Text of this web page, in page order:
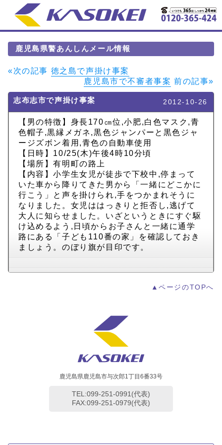
鹿児島県警あんしんメール情報
«次の記事 徳之島で声掛け事案
鹿児島市で不審者事案 前の記事»
志布志市で声掛け事案 2012-10-26
【男の特徴】身長170㎝位,小肥,白色マスク,青
色帽子,黒縁メガネ,黒色ジャンパーと黒色ジャ
ージズボン着用,青色の自動車使用
【日時】10/25(木)午後4時10分頃
【場所】有明町の路上
【内容】小学生女児が徒歩で下校中,停まって
いた車から降りてきた男から「一緒にどこかに
行こう」と声を掛けられ,手をつかまれそうに
なりました。女児ははっきりと拒否し,逃げて
大人に知らせました。いざというときにすぐ駆
け込めるよう,日頃からお子さんと一緒に通学
路にある「子ども110番の家」を確認しておき
ましょう。のぼり旗が目印です。
▲ページのTOPへ
鹿児島県鹿児島市与次郎1丁目6番33号
TEL:099-251-0991(代表)
FAX:099-251-0979(代表)